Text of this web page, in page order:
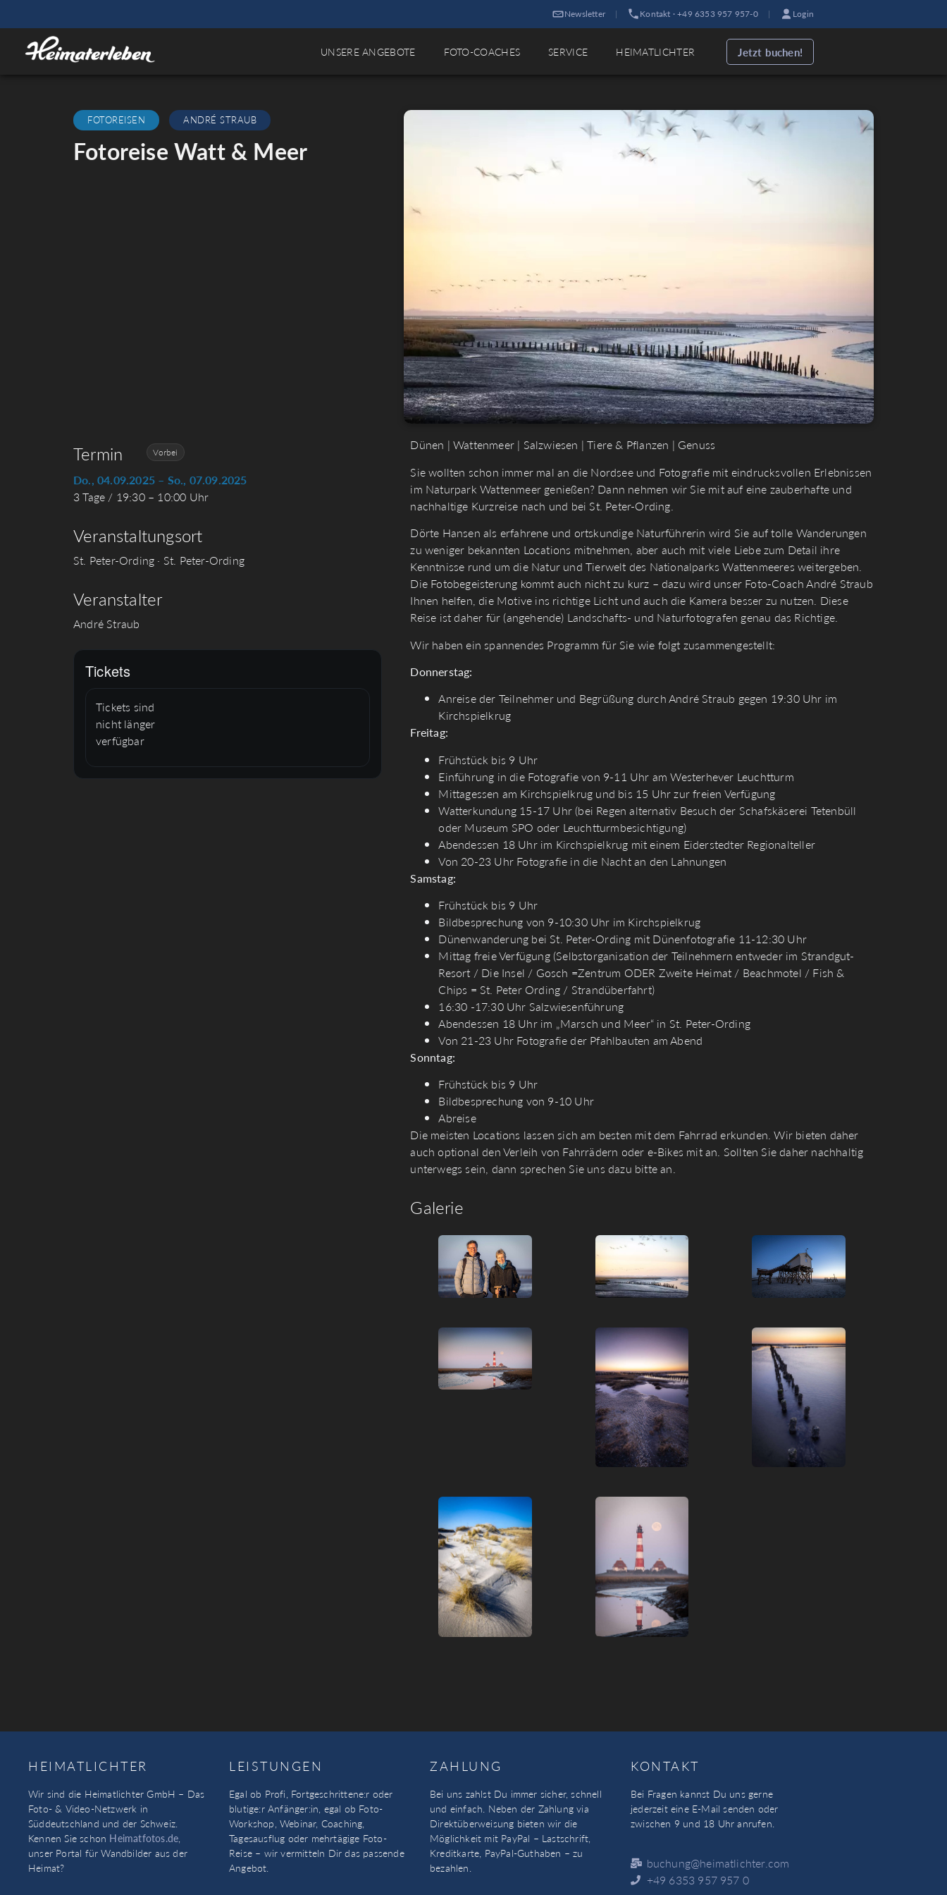
Newsletter | Kontakt · +49 6353 957 957-0 | Login
UNSERE ANGEBOTE FOTO-COACHES SERVICE HEIMATLICHTER Jetzt buchen!
FOTOREISEN ANDRÉ STRAUB
Fotoreise Watt & Meer
Termin Vorbei
Do., 04.09.2025 – So., 07.09.2025
3 Tage / 19:30 – 10:00 Uhr
Veranstaltungsort
St. Peter-Ording · St. Peter-Ording
Veranstalter
André Straub
Tickets
Tickets sind
nicht länger
verfügbar
Dünen | Wattenmeer | Salzwiesen | Tiere & Pflanzen | Genuss
Sie wollten schon immer mal an die Nordsee und Fotografie mit eindrucksvollen Erlebnissen
im Naturpark Wattenmeer genießen? Dann nehmen wir Sie mit auf eine zauberhafte und
nachhaltige Kurzreise nach und bei St. Peter-Ording.
Dörte Hansen als erfahrene und ortskundige Naturführerin wird Sie auf tolle Wanderungen
zu weniger bekannten Locations mitnehmen, aber auch mit viele Liebe zum Detail ihre
Kenntnisse rund um die Natur und Tierwelt des Nationalparks Wattenmeeres weitergeben.
Die Fotobegeisterung kommt auch nicht zu kurz – dazu wird unser Foto-Coach André Straub
Ihnen helfen, die Motive ins richtige Licht und auch die Kamera besser zu nutzen. Diese
Reise ist daher für (angehende) Landschafts- und Naturfotografen genau das Richtige.
Wir haben ein spannendes Programm für Sie wie folgt zusammengestellt:
Donnerstag:
Anreise der Teilnehmer und Begrüßung durch André Straub gegen 19:30 Uhr im
Kirchspielkrug
Freitag:
Frühstück bis 9 Uhr
Einführung in die Fotografie von 9-11 Uhr am Westerhever Leuchtturm
Mittagessen am Kirchspielkrug und bis 15 Uhr zur freien Verfügung
Watterkundung 15-17 Uhr (bei Regen alternativ Besuch der Schafskäserei Tetenbüll
oder Museum SPO oder Leuchtturmbesichtigung)
Abendessen 18 Uhr im Kirchspielkrug mit einem Eiderstedter Regionalteller
Von 20-23 Uhr Fotografie in die Nacht an den Lahnungen
Samstag:
Frühstück bis 9 Uhr
Bildbesprechung von 9-10:30 Uhr im Kirchspielkrug
Dünenwanderung bei St. Peter-Ording mit Dünenfotografie 11-12:30 Uhr
Mittag freie Verfügung (Selbstorganisation der Teilnehmern entweder im Strandgut-
Resort / Die Insel / Gosch =Zentrum ODER Zweite Heimat / Beachmotel / Fish &
Chips = St. Peter Ording / Strandüberfahrt)
16:30 -17:30 Uhr Salzwiesenführung
Abendessen 18 Uhr im „Marsch und Meer“ in St. Peter-Ording
Von 21-23 Uhr Fotografie der Pfahlbauten am Abend
Sonntag:
Frühstück bis 9 Uhr
Bildbesprechung von 9-10 Uhr
Abreise
Die meisten Locations lassen sich am besten mit dem Fahrrad erkunden. Wir bieten daher
auch optional den Verleih von Fahrrädern oder e-Bikes mit an. Sollten Sie daher nachhaltig
unterwegs sein, dann sprechen Sie uns dazu bitte an.
Galerie
HEIMATLICHTER
Wir sind die Heimatlichter GmbH – Das
Foto- & Video-Netzwerk in
Süddeutschland und der Schweiz.
Kennen Sie schon Heimatfotos.de,
unser Portal für Wandbilder aus der
Heimat?
LEISTUNGEN
Egal ob Profi, Fortgeschrittene:r oder
blutige:r Anfänger:in, egal ob Foto-
Workshop, Webinar, Coaching,
Tagesausflug oder mehrtägige Foto-
Reise – wir vermitteln Dir das passende
Angebot.
ZAHLUNG
Bei uns zahlst Du immer sicher, schnell
und einfach. Neben der Zahlung via
Direktüberweisung bieten wir die
Möglichkeit mit PayPal – Lastschrift,
Kreditkarte, PayPal-Guthaben – zu
bezahlen.
KONTAKT
Bei Fragen kannst Du uns gerne
jederzeit eine E-Mail senden oder
zwischen 9 und 18 Uhr anrufen.
buchung@heimatlichter.com
+49 6353 957 957 0